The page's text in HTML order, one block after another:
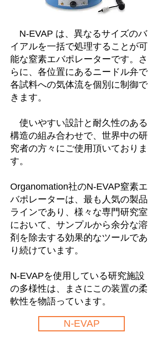
N-EVAP は、異なるサイズのバ
イアルを一括で処理することが可
能な窒素エバポレーターです。さ
らに、各位置にあるニードル弁で
各試料への気体流を個別に制御で
きます。
使いやすい設計と耐久性のある
構造の組み合わせで、世界中の研
究者の方々にご使用頂いておりま
す。
Organomation社のN-EVAP窒素エ
バポレーターは、最も人気の製品
ラインであり、様々な専門研究室
において、サンプルから余分な溶
剤を除去する効果的なツールであ
り続けています。
N-EVAPを使用している研究施設
の多様性は、まさにこの装置の柔
軟性を物語っています。
N-EVAP